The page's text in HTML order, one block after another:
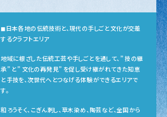
◼︎日本各地の伝統技術と、現代の手しごと文化が交差
するクラフトエリア
地域に根ざした伝統工芸や手しごとを通して、” 技の継
承” と” 文化の再発見” を促し受け継がれてきた知恵
と手技を、次世代へとつなげる体験ができるエリアで
す。
和ろうそく、こぎん刺し、草木染め、陶芸など、全国から